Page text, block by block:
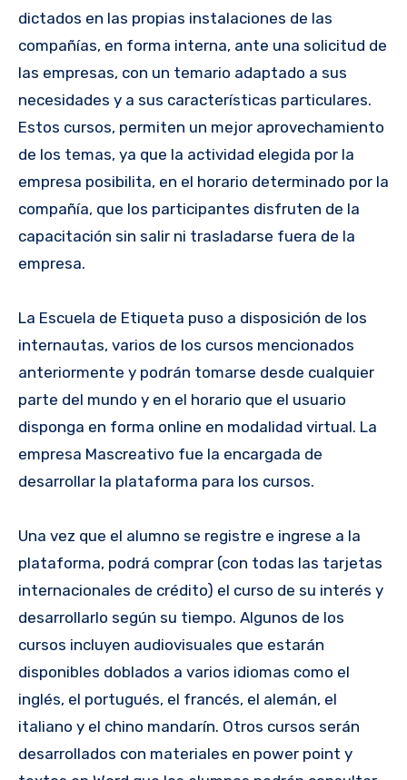
dictados en las propias instalaciones de las
compañías, en forma interna, ante una solicitud de
las empresas, con un temario adaptado a sus
necesidades y a sus características particulares.
Estos cursos, permiten un mejor aprovechamiento
de los temas, ya que la actividad elegida por la
empresa posibilita, en el horario determinado por la
compañía, que los participantes disfruten de la
capacitación sin salir ni trasladarse fuera de la
empresa.
La Escuela de Etiqueta puso a disposición de los
internautas, varios de los cursos mencionados
anteriormente y podrán tomarse desde cualquier
parte del mundo y en el horario que el usuario
disponga en forma online en modalidad virtual. La
empresa Mascreativo fue la encargada de
desarrollar la plataforma para los cursos.
Una vez que el alumno se registre e ingrese a la
plataforma, podrá comprar (con todas las tarjetas
internacionales de crédito) el curso de su interés y
desarrollarlo según su tiempo. Algunos de los
cursos incluyen audiovisuales que estarán
disponibles doblados a varios idiomas como el
inglés, el portugués, el francés, el alemán, el
italiano y el chino mandarín. Otros cursos serán
desarrollados con materiales en power point y